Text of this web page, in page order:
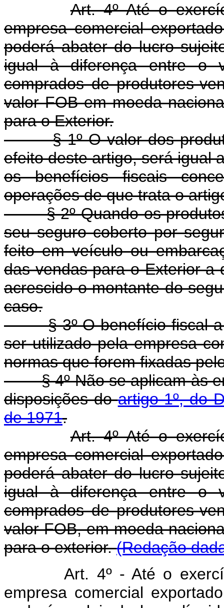
Art. 4º Até o
empresa comercial
poderá abater do lucro
igual à diferença entre o
comprados de produtores-
valor FOB em moeda
para o Exterior.
§ 1º O valor dos produtos
efeito deste artigo, será igual
os benefícios fiscais
operações de que trata o
§ 2º Quando os produtos
seu seguro coberto por
feito em veículo ou
das vendas para o Exterior a
acrescido o montante do
caso.
§ 3º O benefício fiscal a
ser utilizado pela empresa
normas que forem fixadas
§ 4º Não se aplicam às
disposições doartigo 1º, do
de 1971.
Art. 4º Até o
empresa comercial
poderá abater do lucro
igual à diferença entre o
comprados de produtores-
valor FOB, em moeda
para o exterior.(Redação
Art. 4º - Até o
empresa comercial